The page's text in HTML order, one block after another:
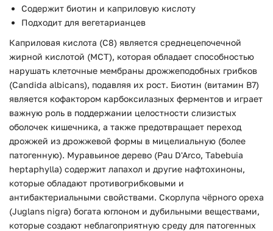
Содержит биотин и каприловую кислоту
Подходит для вегетарианцев
Каприловая кислота (C8) является среднецепочечной
жирной кислотой (MCT), которая обладает способностью
нарушать клеточные мембраны дрожжеподобных грибков
(Candida albicans), подавляя их рост. Биотин (витамин B7)
является кофактором карбоксилазных ферментов и играет
важную роль в поддержании целостности слизистых
оболочек кишечника, а также предотвращает переход
дрожжей из дрожжевой формы в мицелиальную (более
патогенную). Муравьиное дерево (Pau D'Arco, Tabebuia
heptaphylla) содержит лапахол и другие нафтохиноны,
которые обладают противогрибковыми и
антибактериальными свойствами. Скорлупа чёрного ореха
(Juglans nigra) богата юглоном и дубильными веществами,
которые создают неблагоприятную среду для патогенных